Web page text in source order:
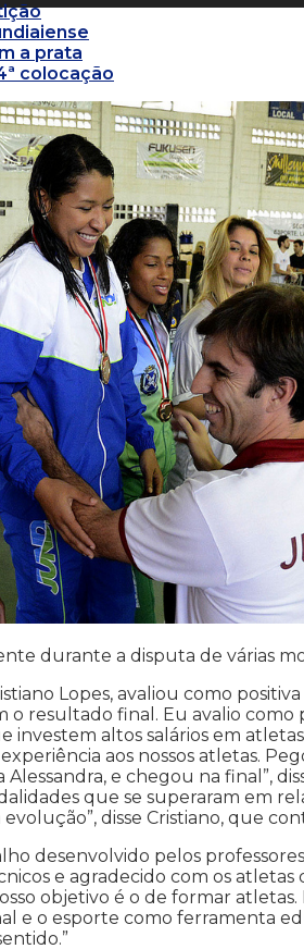
a prata
colocação
durante a disputa de várias
Lopes, avaliou como
resultado final. Eu avalio como
investem altos salários em
aos nossos atletas.
e chegou na final”,
que se superaram em
disse Cristiano, que
desenvolvido pelos
e agradecido com os
objetivo é o de formar
e o esporte como ferramenta